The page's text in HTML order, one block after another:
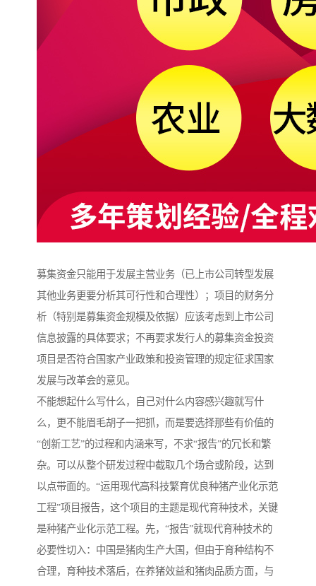
募集资金只能用于发展主营业务（已上市公司转型发展
其他业务更要分析其可行性和合理性）；项目的财务分
析（特别是募集资金规模及依据）应该考虑到上市公司
信息披露的具体要求；不再要求发行人的募集资金投资
项目是否符合国家产业政策和投资管理的规定征求国家
发展与改革会的意见。
不能想起什么写什么，自己对什么内容感兴趣就写什
么，更不能眉毛胡子一把抓，而是要选择那些有价值的
“创新工艺”的过程和内涵来写，不求“报告”的冗长和繁
杂。可以从整个研发过程中截取几个场合或阶段，达到
以点带面的。“运用现代高科技繁育优良种猪产业化示范
工程”项目报告，这个项目的主题是现代育种技术，关键
是种猪产业化示范工程。先，“报告”就现代育种技术的
必要性切入：中国是猪肉生产大国，但由于育种结构不
合理，育种技术落后，在养猪效益和猪肉品质方面，与